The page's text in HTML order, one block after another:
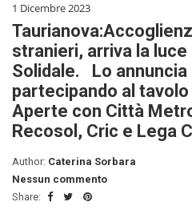
1 Dicembre 2023
stranieri, arriva la luce
Solidale. Lo annuncia
partecipando al tavolo
Aperte con Città
Recosol, Cric e Lega
Author: Caterina Sorbara
Nessun commento
Share: